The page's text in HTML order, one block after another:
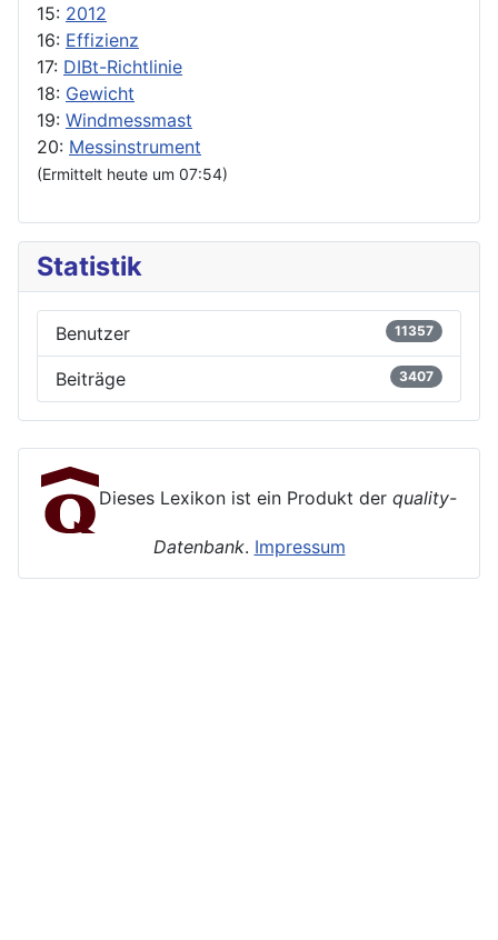
15: 2012
16: Effizienz
17: DIBt-Richtlinie
18: Gewicht
19: Windmessmast
20: Messinstrument
(Ermittelt heute um 07:54)
Statistik
Benutzer 11357
Beiträge 3407
Dieses Lexikon ist ein Produkt der quality-
Datenbank. Impressum